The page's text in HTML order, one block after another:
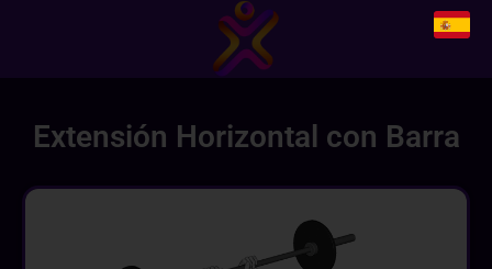
Extensión Horizontal con Barra